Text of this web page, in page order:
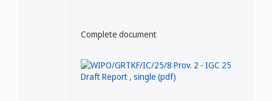
Complete document